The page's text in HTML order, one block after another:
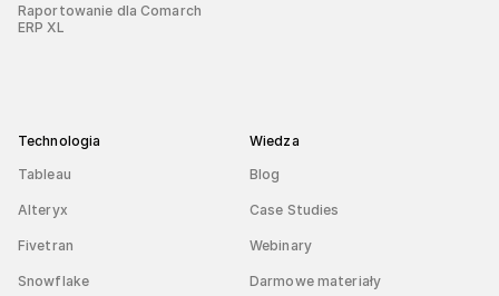
Raportowanie dla Comarch
ERP XL
Technologia
Tableau
Alteryx
Fivetran
Snowflake
Wiedza
Blog
Case Studies
Webinary
Darmowe materiały